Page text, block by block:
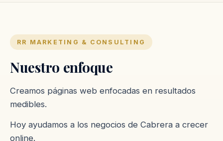
RR MARKETING & CONSULTING
Nuestro enfoque
Creamos páginas web enfocadas en resultados
medibles.
Hoy ayudamos a los negocios de Cabrera a crecer
online.